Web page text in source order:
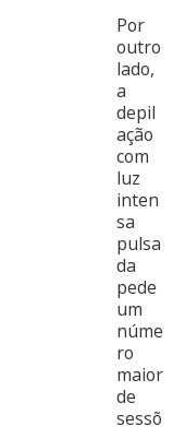
Por
outro
lado,
a
depil
ação
com
luz
inten
sa
pulsa
da
pede
um
núme
ro
maior
de
sessõ